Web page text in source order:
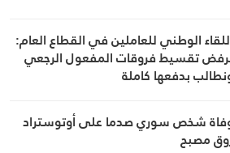
الوطني للعاملين في القطاع العام:
تقسيط فروقات المفعول الرجعي
بدفعها كاملة
شخص سوري صدما على أوتوستراد
مصبح